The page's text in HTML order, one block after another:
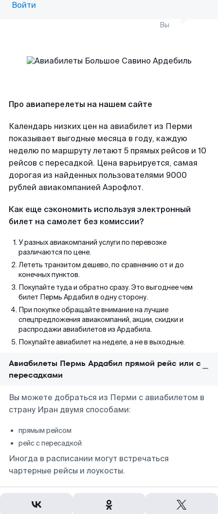
Войти
Вы
Про авиаперелеты на нашем сайте
Календарь низких цен на авиабилет из Перми
показывает выгодные месяца в году, каждую
неделю по маршруту летают 5 прямых рейсов и 10
рейсов с пересадкой. Цена варьируется, самая
дорогая из найденных пользователями 9000
рублей авиакомпанией Аэрофлот.
Как еще сэкономить используя электронный
билет на самолет без комиссии?
У разных авиакомпаний услуги по перевозке
различаются по цене.
Лететь транзитом дешево, по сравнению от и до
конечных пунктов.
Покупайте туда и обратно сразу. Это выгоднее чем
билет Пермь Ардабил в одну сторону.
При покупке обращайте внимание на лучшие
спецпредложения авиакомпаний, акции, скидки и
распродажи авиабилетов из Ардабила.
Покупайте авиабилет на неделе, а не в выходные.
Авиабилеты Пермь Ардабил прямой рейс или с
пересадками
Вы можете добраться из Перми с авиабилетом в
страну Иран двумя способами:
прямым рейсом
рейс с пересадкой
Иногда в расписании могут встречаться
чартерные рейсы и лоукосты.